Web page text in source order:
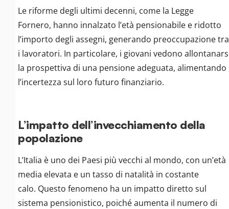
Le riforme degli ultimi decenni, come la Legge
Fornero, hanno innalzato l’età pensionabile e ridotto
l’importo degli assegni, generando preoccupazione tra
i lavoratori. In particolare, i giovani vedono
la prospettiva di una pensione adeguata, alimentando
l’incertezza sul loro futuro finanziario.
L’impatto dell’invecchiamento della
popolazione
L’Italia è uno dei Paesi più vecchi al mondo, con un’età
media elevata e un tasso di natalità in costante
calo. Questo fenomeno ha un impatto diretto sul
sistema pensionistico, poiché aumenta il numero di